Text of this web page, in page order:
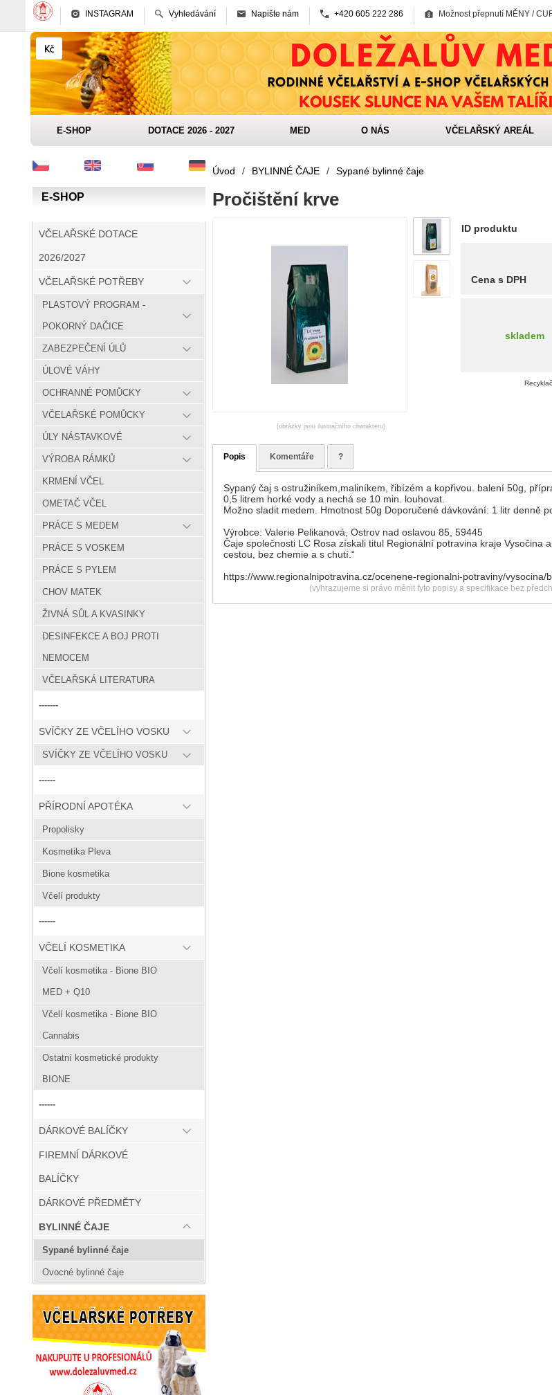
INSTAGRAM Vyhledávání Napište nám +420 605 222 286 Možnost přepnutí MĚNY /
E-SHOP DOTACE 2026 - 2027 MED O NÁS VČELAŘSKÝ AREÁL
E-SHOP
VČELAŘSKÉ DOTACE
2026/2027
VČELAŘSKÉ POTŘEBY
PLASTOVÝ PROGRAM -
POKORNÝ DAČICE
ZABEZPEČENÍ ÚLŮ
ÚLOVÉ VÁHY
OCHRANNÉ POMŮCKY
VČELAŘSKÉ POMŮCKY
ÚLY NÁSTAVKOVÉ
VÝROBA RÁMKŮ
KRMENÍ VČEL
OMETAČ VČEL
PRÁCE S MEDEM
PRÁCE S VOSKEM
PRÁCE S PYLEM
CHOV MATEK
ŽIVNÁ SŮL A KVASINKY
DESINFEKCE A BOJ PROTI
NEMOCEM
VČELAŘSKÁ LITERATURA
-------
SVÍČKY ZE VČELÍHO VOSKU
SVÍČKY ZE VČELÍHO VOSKU
------
PŘÍRODNÍ APOTÉKA
Propolisky
Kosmetika Pleva
Bione kosmetika
Včelí produkty
------
VČELÍ KOSMETIKA
Včelí kosmetika - Bione BIO
MED + Q10
Včelí kosmetika - Bione BIO
Cannabis
Ostatní kosmetické produkty
BIONE
------
DÁRKOVÉ BALÍČKY
FIREMNÍ DÁRKOVÉ
BALÍČKY
DÁRKOVÉ PŘEDMĚTY
BYLINNÉ ČAJE
Sypané bylinné čaje
Ovocné bylinné čaje
Úvod / BYLINNÉ ČAJE / Sypané bylinné čaje
Pročištění krve
(obrázky jsou ilustračního charakteru)
ID produktu
Cena s DPH
skladem
Popis Komentáře ?
Sypaný čaj s ostružiníkem,maliníkem, řibízém a kopřivou. balení 50g,
0,5 litrem horké vody a nechá se 10 min. louhovat.
Možno sladit medem. Hmotnost 50g Doporučené dávkování: 1 litr denně
Výrobce: Valerie Pelikanová, Ostrov nad oslavou 85, 59445
Čaje společnosti LC Rosa získali titul Regionální potravina kraje Vysočina
cestou, bez chemie a s chutí.“
https://www.regionalnipotravina.cz/ocenene-regionalni-potraviny/vysocina/
(vyhrazujeme si právo měnit tyto popisy a specifikace bez